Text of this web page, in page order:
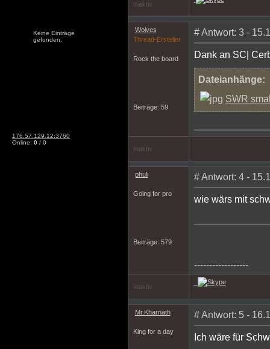
Keine Einträge
gefunden.
176.57.129.12:3760
Online: 0 / 0
Inaktiv
Wolves
Thread-Ersteller
Rock the board
Beiträge: 59
# Antwort: 3 -
Dank an SC|
Dateianhänge:
SWR
Inaktiv
phuli
Going for pro
Beiträge: 579
# Antwort: 4 -
wie wärs mit
------------------
Inaktiv
Mr.Kharnath
King for a day
# Antwort: 5 -
Ich wäre für